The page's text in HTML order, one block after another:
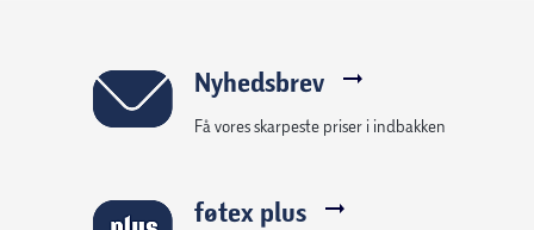
Nyhedsbrev
Få vores skarpeste priser i indbakken
føtex plus